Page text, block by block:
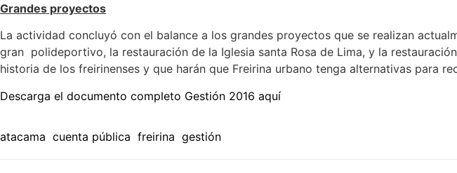
Grandes proyectos
La actividad concluyó con el balance a los grandes proyectos que se realizan
gran polideportivo, la restauración de la Iglesia santa Rosa de Lima, y la
historia de los freirinenses y que harán que Freirina urbano tenga alternativas para
Descarga el documento completo Gestión 2016 aquí
atacama cuenta pública freirina gestión